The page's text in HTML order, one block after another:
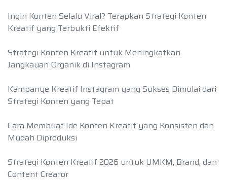
Ingin Konten Selalu Viral? Terapkan Strategi Konten
Kreatif yang Terbukti Efektif
Strategi Konten Kreatif untuk Meningkatkan
Jangkauan Organik di Instagram
Kampanye Kreatif Instagram yang Sukses Dimulai dari
Strategi Konten yang Tepat
Cara Membuat Ide Konten Kreatif yang Konsisten dan
Mudah Diproduksi
Strategi Konten Kreatif 2026 untuk UMKM, Brand, dan
Content Creator